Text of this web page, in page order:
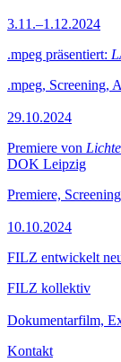
3.11.–1.12.2024
.mpeg präsentiert:
.mpeg, Screening,
29.10.2024
Premiere von
DOK Leipzig
Premiere, Screening
10.10.2024
FILZ entwickelt
FILZ kollektiv
Dokumentarfilm,
Kontakt